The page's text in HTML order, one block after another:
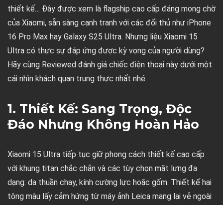
thiết kế… Đây được xem là flagship cao cấp đáng mong chờ
của Xiaomi, sẵn sàng cạnh tranh với các đối thủ như iPhone
16 Pro Max hay Galaxy S25 Ultra. Nhưng liệu Xiaomi 15
Ultra có thực sự đáp ứng được kỳ vọng của người dùng?
Hãy cùng Reviewed đánh giá chiếc điện thoại này dưới một
cái nhìn khách quan trung thực nhất nhé.
1. Thiết Kế: Sang Trọng, Độc
Đáo Nhưng Không Hoàn Hảo
Xiaomi 15 Ultra tiếp tục giữ phong cách thiết kế cao cấp
với khung titan chắc chắn và các tùy chọn mặt lưng đa
dạng: da thuần chay, kính cường lực hoặc gốm. Thiết kế hai
tông màu lấy cảm hứng từ máy ảnh Leica mang lại vẻ ngoài